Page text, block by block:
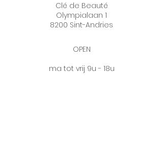
onze producten of behandelingen.
Clé de Beauté
Olympialaan 1
8200 Sint-Andries
OPEN
ma tot vrij 9u - 18u